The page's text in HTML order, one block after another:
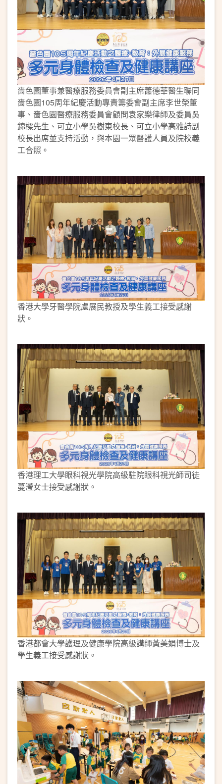
嗇色園董事兼醫療服務委員會副主席蕭德華醫生聯同
嗇色園105周年紀慶活動專責籌委會副主席李世榮董
事、嗇色園醫療服務委員會顧問袁家樂律師及委員吳
錦樑先生、可立小學吳樹東校長、可立小學高雅詩副
校長出席並支持活動，與本園一眾醫護人員及院校義
工合照。
香港大學牙醫學院盧展民教授及學生義工接受感謝
狀。
香港理工大學眼科視光學院高級駐院眼科視光師司徒
蔓瀅女士接受感謝狀。
香港都會大學護理及健康學院高級講師黃美娟博士及
學生義工接受感謝狀。